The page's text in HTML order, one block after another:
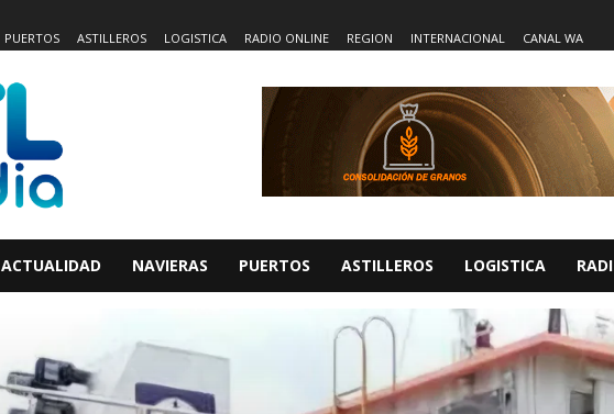
PUERTOS ASTILLEROS LOGISTICA RADIO ONLINE REGION INTERNACIONAL CANAL WA
ACTUALIDAD NAVIERAS PUERTOS ASTILLEROS LOGISTICA